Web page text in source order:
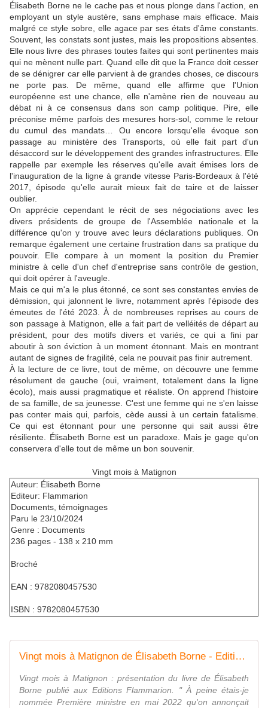
Élisabeth Borne ne le cache pas et nous plonge dans l'action, en
employant un style austère, sans emphase mais efficace. Mais
malgré ce style sobre, elle agace par ses états d'âme constants.
Souvent, les constats sont justes, mais les propositions absentes.
Elle nous livre des phrases toutes faites qui sont pertinentes mais
qui ne mènent nulle part. Quand elle dit que la France doit cesser
de se dénigrer car elle parvient à de grandes choses, ce discours
ne porte pas. De même, quand elle affirme que l'Union
européenne est une chance, elle n'amène rien de nouveau au
débat ni à ce consensus dans son camp politique. Pire, elle
préconise même parfois des mesures hors-sol, comme le retour
du cumul des mandats… Ou encore lorsqu'elle évoque son
passage au ministère des Transports, où elle fait part d'un
désaccord sur le développement des grandes infrastructures. Elle
rappelle par exemple les réserves qu'elle avait émises lors de
l'inauguration de la ligne à grande vitesse Paris-Bordeaux à l'été
2017, épisode qu'elle aurait mieux fait de taire et de laisser
oublier.
On apprécie cependant le récit de ses négociations avec les
divers présidents de groupe de l'Assemblée nationale et la
différence qu'on y trouve avec leurs déclarations publiques. On
remarque également une certaine frustration dans sa pratique du
pouvoir. Elle compare à un moment la position du Premier
ministre à celle d'un chef d'entreprise sans contrôle de gestion,
qui doit opérer à l'aveugle.
Mais ce qui m'a le plus étonné, ce sont ses constantes envies de
démission, qui jalonnent le livre, notamment après l'épisode des
émeutes de l'été 2023. À de nombreuses reprises au cours de
son passage à Matignon, elle a fait part de velléités de départ au
président, pour des motifs divers et variés, ce qui a fini par
aboutir à son éviction à un moment étonnant. Mais en montrant
autant de signes de fragilité, cela ne pouvait pas finir autrement.
À la lecture de ce livre, tout de même, on découvre une femme
résolument de gauche (oui, vraiment, totalement dans la ligne
écolo), mais aussi pragmatique et réaliste. On apprend l'histoire
de sa famille, de sa jeunesse. C'est une femme qui ne s'en laisse
pas conter mais qui, parfois, cède aussi à un certain fatalisme.
Ce qui est étonnant pour une personne qui sait aussi être
résiliente. Élisabeth Borne est un paradoxe. Mais je gage qu'on
conservera d'elle tout de même un bon souvenir.
Vingt mois à Matignon
Auteur: Élisabeth Borne
Editeur: Flammarion
Documents, témoignages
Paru le 23/10/2024
Genre : Documents
236 pages - 138 x 210 mm
Broché
EAN : 9782080457530
ISBN : 9782080457530
Vingt mois à Matignon de Élisabeth Borne - Editions Flammarion
Vingt mois à Matignon : présentation du livre de Élisabeth
Borne publié aux Editions Flammarion. " À peine étais-je
nommée Première ministre en mai 2022 qu'on annonçait